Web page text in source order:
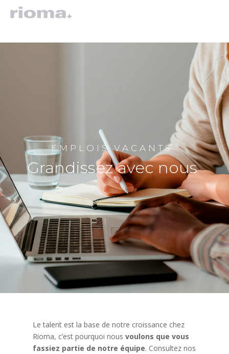
EMPLOIS VACANTS
Grandissez avec nous
Le talent est la base de notre croissance chez
Rioma, c’est pourquoi nous voulons que vous
fassiez partie de notre équipe. Consultez nos